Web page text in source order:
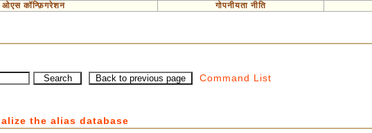
कॉन्फ़िगरेशन
गोपनीयता नीति
Command List
the alias database